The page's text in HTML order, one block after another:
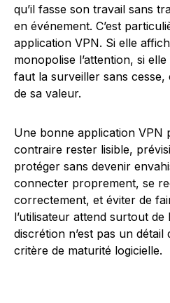
qu’il fasse son travail sans
en événement. C’est
application VPN. Si elle
monopolise l’attention, si
faut la surveiller sans
de sa valeur.
Une bonne application VPN
contraire rester lisible,
protéger sans devenir
connecter proprement, se
correctement, et éviter de
l’utilisateur attend surtout de
discrétion n’est pas un détail
critère de maturité logicielle.